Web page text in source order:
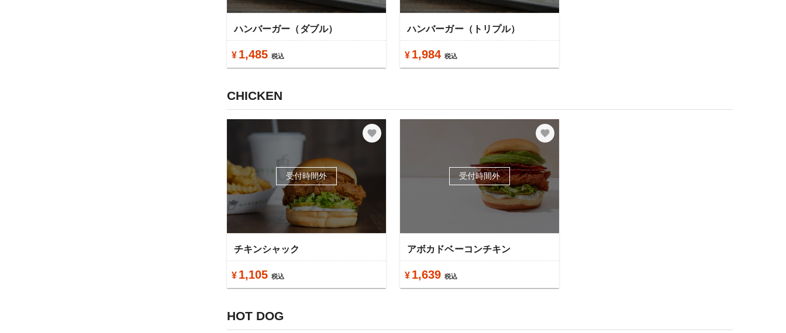
ハンバーガー（ダブル）
¥ 1,485 税込
ハンバーガー（トリプル）
¥ 1,984 税込
CHICKEN
受付時間外
チキンシャック
¥ 1,105 税込
受付時間外
アボカドベーコンチキン
¥ 1,639 税込
HOT DOG